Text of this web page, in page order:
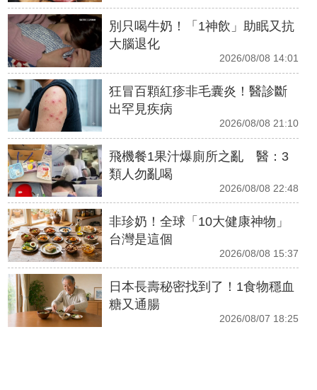
別只喝牛奶！「1神飲」助眠又抗
大腦退化
2026/08/08 14:01
狂冒百顆紅疹非毛囊炎！醫診斷
出罕見疾病
2026/08/08 21:10
飛機餐1果汁爆廁所之亂 醫：3
類人勿亂喝
2026/08/08 22:48
非珍奶！全球「10大健康神物」
台灣是這個
2026/08/08 15:37
日本長壽秘密找到了！1食物穩血
糖又通腸
2026/08/07 18:25